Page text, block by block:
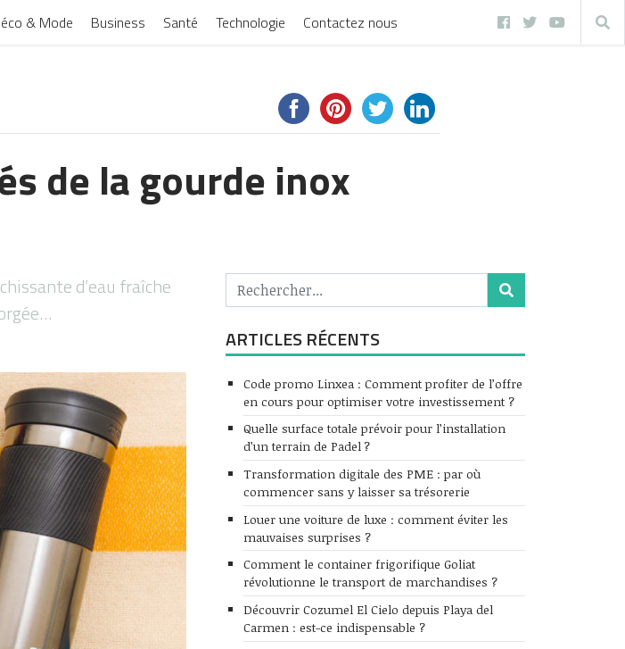
& Mode Business Santé Technologie Contactez nous
de la gourde inox
d’eau fraîche
ARTICLES RÉCENTS
Code promo Linxea : Comment profiter de l’offre
en cours pour optimiser votre investissement ?
Quelle surface totale prévoir pour l’installation
d’un terrain de Padel ?
Transformation digitale des PME : par où
commencer sans y laisser sa trésorerie
Louer une voiture de luxe : comment éviter les
mauvaises surprises ?
Comment le container frigorifique Goliat
révolutionne le transport de marchandises ?
Découvrir Cozumel El Cielo depuis Playa del
Carmen : est-ce indispensable ?